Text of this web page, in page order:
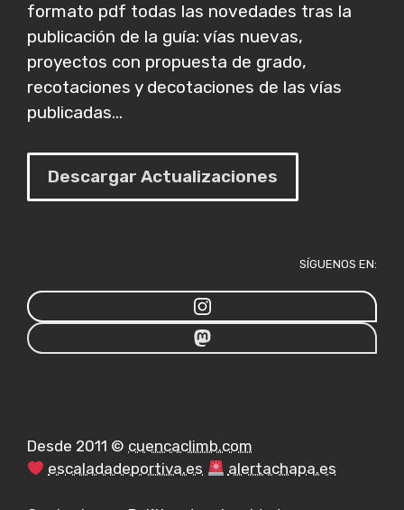
formato pdf todas las novedades tras la
publicación de la guía: vías nuevas,
proyectos con propuesta de grado,
recotaciones y decotaciones de las vías
publicadas...
Descargar Actualizaciones
SÍGUENOS EN:
Desde 2011 © cuencaclimb.com
escaladadeportiva.es
alertachapa.es